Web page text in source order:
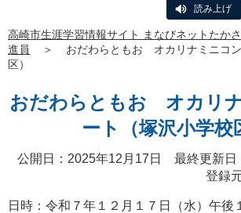
読み上げ
高崎市生涯学習情報サイト まなびネットたか
進員
＞
おだわらともお オカリナミニコ
区）
おだわらともお オカリ
ート（塚沢小学校
公開日：2025年12月17日 最終更新日
登録
日時：令和７年１２月１７日（水）午後